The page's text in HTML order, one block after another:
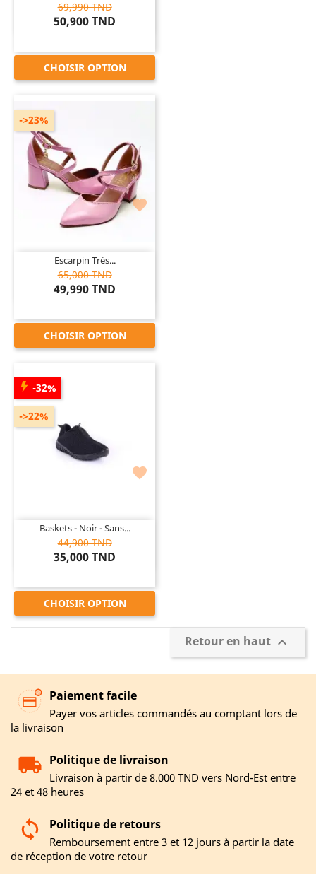
69,990 TND
50,900 TND
CHOISIR OPTION

Escarpin Très...
65,000 TND
49,990 TND
->23%
CHOISIR OPTION

Baskets - Noir - Sans...
44,900 TND
35,000 TND
-32%
->22%
CHOISIR OPTION
Retour en haut 
Paiement facile
Payer vos articles commandés au comptant lors de
la livraison
Politique de livraison
Livraison à partir de 8.000 TND vers Nord-Est entre
24 et 48 heures
Politique de retours
Remboursement entre 3 et 12 jours à partir la date
de réception de votre retour